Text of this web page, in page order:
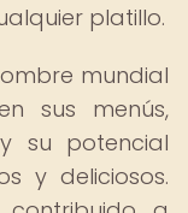
platillo.
mundial
sus menús,
su potencial
y deliciosos.